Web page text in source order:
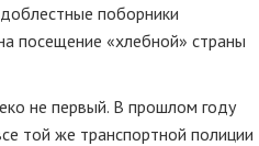
доблестные поборники
посещение «хлебной» страны
не первый. В прошлом году
той же транспортной полиции